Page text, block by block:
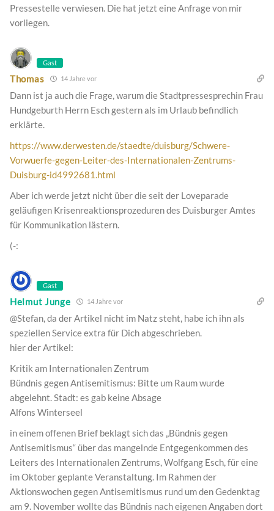
Pressestelle verwiesen. Die hat jetzt eine Anfrage von mir
vorliegen.
Gast
Thomas 14 Jahre vor
Dann ist ja auch die Frage, warum die Stadtpressesprechin Frau
Hundgeburth Herrn Esch gestern als im Urlaub befindlich
erklärte.
https://www.derwesten.de/staedte/duisburg/Schwere-
Vorwuerfe-gegen-Leiter-des-Internationalen-Zentrums-
Duisburg-id4992681.html
Aber ich werde jetzt nicht über die seit der Loveparade
geläufigen Krisenreaktionsprozeduren des Duisburger Amtes
für Kommunikation lästern.
(-:
Gast
Helmut Junge 14 Jahre vor
@Stefan, da der Artikel nicht im Natz steht, habe ich ihn als
speziellen Service extra für Dich abgeschrieben.
hier der Artikel:
Kritik am Internationalen Zentrum
Bündnis gegen Antisemitismus: Bitte um Raum wurde
abgelehnt. Stadt: es gab keine Absage
Alfons Winterseel
in einem offenen Brief beklagt sich das „Bündnis gegen
Antisemitismus“ über das mangelnde Entgegenkommen des
Leiters des Internationalen Zentrums, Wolfgang Esch, für eine
im Oktober geplante Veranstaltung. Im Rahmen der
Aktionswochen gegen Antisemitismus rund um den Gedenktag
am 9. November wollte das Bündnis nach eigenen Angaben dort